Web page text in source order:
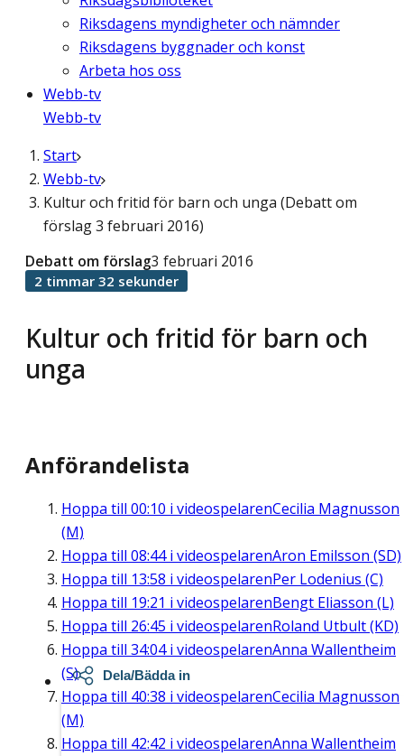
Riksdagens myndigheter och nämnder
Riksdagens byggnader och konst
Arbeta hos oss
Webb-tv
Webb-tv
Start
Webb-tv
Kultur och fritid för barn och unga (Debatt om
förslag 3 februari 2016)
Kultur och fritid för barn och
unga
Debatt om förslag3 februari 2016
2 timmar 32 sekunder
Anförandelista
Hoppa till 00:10 i videospelarenCecilia Magnusson
(M)
Hoppa till 08:44i videospelarenAron Emilsson (SD)
Hoppa till 13:58 i videospelarenPer Lodenius (C)
Hoppa till 19:21 i videospelarenBengt Eliasson (L)
Hoppa till 26:45 i videospelarenRoland Utbult (KD)
Hoppa till 34:04i videospelarenAnna Wallentheim
(S)
Hoppa till 40:38 i videospelarenCecilia Magnusson
(M)
Hoppa till 42:42 i videospelarenAnna Wallentheim
Dela/Bädda in